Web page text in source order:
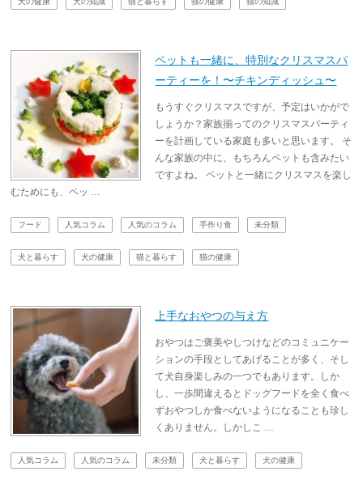
ペットも一緒に、特別なクリスマスパ
ーティーを！〜チキンディッシュ〜
もうすぐクリスマスですが、予定はいかがで
しょうか？家族揃ってのクリスマスパーティ
ーを計画している家庭も多いと思います。 そ
んな家族の中に、もちろんペットも含みたい
ですよね。 ペットと一緒にクリスマスを楽し
むためにも、ペッ …
フード 人気コラム 人気のコラム 手作り食 未分類
犬と暮らす 犬の健康 猫と暮らす 猫の健康
上手なおやつの与え方
おやつはご褒美やしつけなどのコミュニケー
ションの手段としてあげることが多く、そし
て犬自身楽しみの一つでもあります。しか
し、一歩間違えるとドッグフードを全く食べ
ずおやつしか食べないようになることも珍し
くありません。しかしこ …
人気コラム 人気のコラム 未分類 犬と暮らす 犬の健康